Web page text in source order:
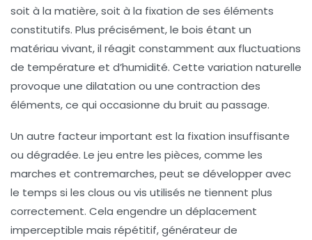
soit à la matière, soit à la fixation de ses éléments
constitutifs. Plus précisément, le bois étant un
matériau vivant, il réagit constamment aux fluctuations
de température et d’humidité. Cette variation naturelle
provoque une dilatation ou une contraction des
éléments, ce qui occasionne du bruit au passage.
Un autre facteur important est la fixation insuffisante
ou dégradée. Le jeu entre les pièces, comme les
marches et contremarches, peut se développer avec
le temps si les clous ou vis utilisés ne tiennent plus
correctement. Cela engendre un déplacement
imperceptible mais répétitif, générateur de